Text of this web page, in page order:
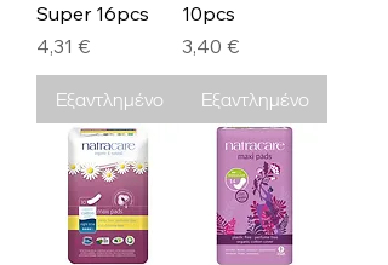
Super 16pcs
Τιμή
4,31 €
Εξαντλημένο
10pcs
Τιμή
3,40 €
Εξαντλημένο